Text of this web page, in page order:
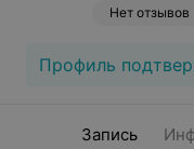
Нет отзывов
Профиль
Запись